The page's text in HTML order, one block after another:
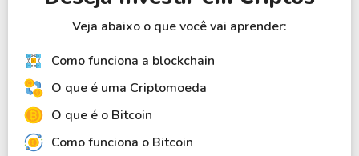
Veja abaixo o que você vai aprender:
Como funciona a blockchain
O que é uma Criptomoeda
O que é o Bitcoin
Como funciona o Bitcoin